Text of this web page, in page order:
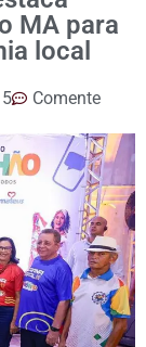
MA para
local
Comente